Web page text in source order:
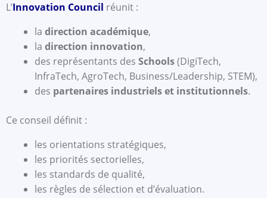
L’Innovation Council réunit :
la direction académique,
la direction innovation,
des représentants des Schools(DigiTech,
InfraTech, AgroTech, Business/Leadership, STEM),
des partenaires industriels et institutionnels.
Ce conseil définit :
les orientations stratégiques,
les priorités sectorielles,
les standards de qualité,
les règles de sélection et d’évaluation.